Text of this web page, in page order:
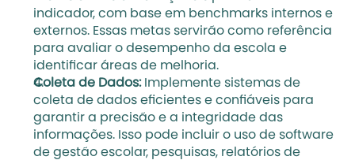
indicador, com base em benchmarks internos e
externos. Essas metas servirão como referência
para avaliar o desempenho da escola e
identificar áreas de melhoria.
Coleta de Dados: Implemente sistemas de
coleta de dados eficientes e confiáveis para
garantir a precisão e a integridade das
informações. Isso pode incluir o uso de software
de gestão escolar, pesquisas, relatórios de